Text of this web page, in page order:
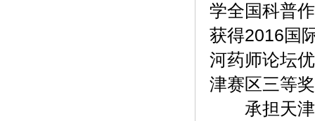
学全国科普
获得2016国
河药师论坛
津赛区三等
承担天津